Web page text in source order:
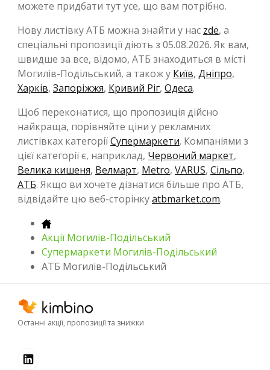
можете придбати тут усе, що вам потрібно.
Нову листівку АТБ можна знайти у нас zde, а
спеціальні пропозиції діють з 05.08.2026. Як вам,
швидше за все, відомо, АТБ знаходиться в місті
Могилів-Подільський, а також у Київ, Дніпро,
Харків, Запоріжжя, Кривий Ріг, Одеса.
Щоб переконатися, що пропозиція дійсно
найкраща, порівняйте ціни у рекламних
листівках категоріїСупермаркети. Компаніями з
цієї категорії є, наприклад, Червоний маркет,
Велика кишеня, Велмарт, Metro, VARUS, Сільпо,
АТБ. Якщо ви хочете дізнатися більше про АТБ,
відвідайте цю веб-сторінкуatbmarket.com.
Акції Могилів-Подільський
Супермаркети Могилів-Подільський
АТБ Могилів-Подільський
Останні акції, пропозиції та знижки